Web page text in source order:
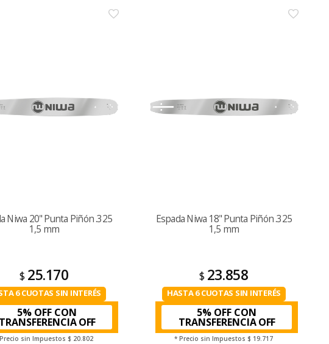
Niwa 20" Punta Piñón .325
1,5 mm
$ 25.170
6 CUOTAS SIN INTERÉS
5% OFF CON
sin Impuestos $ 20.802
Espada Niwa 18" Punta Piñón .325
1,5 mm
$ 23.858
HASTA 6 CUOTAS SIN INTERÉS
5% OFF CON
TRANSFERENCIA
* Precio sin Impuestos $ 19.717